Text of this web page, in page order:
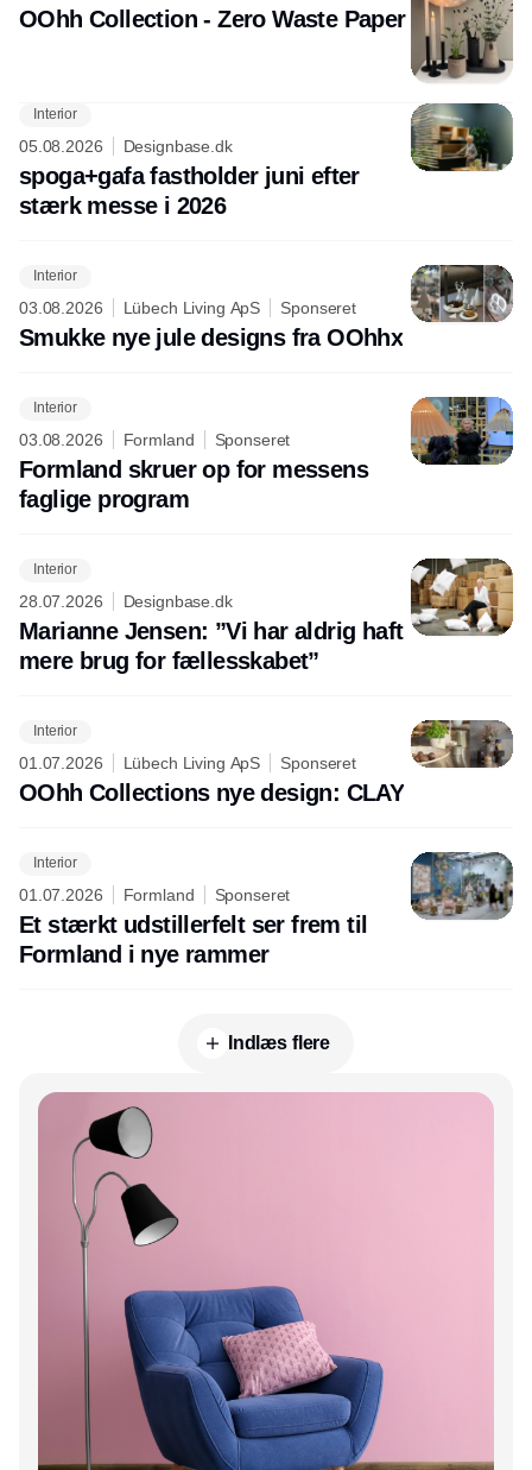
OOhh Collection - Zero Waste Paper
Interior
05.08.2026 Designbase.dk
spoga+gafa fastholder juni efter
stærk messe i 2026
Interior
03.08.2026 Lübech Living ApS Sponseret
Smukke nye jule designs fra OOhhx
Interior
03.08.2026 Formland Sponseret
Formland skruer op for messens
faglige program
Interior
28.07.2026 Designbase.dk
Marianne Jensen: ”Vi har aldrig haft
mere brug for fællesskabet”
Interior
01.07.2026 Lübech Living ApS Sponseret
OOhh Collections nye design: CLAY
Interior
01.07.2026 Formland Sponseret
Et stærkt udstillerfelt ser frem til
Formland i nye rammer
Indlæs flere
Annonce